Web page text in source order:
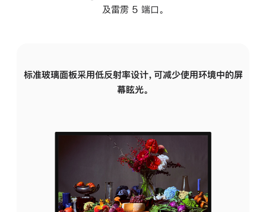
及雷雳 5 端口。
标准玻璃面板采用低反射率设计，可减少使用环境中的屏
幕眩光。